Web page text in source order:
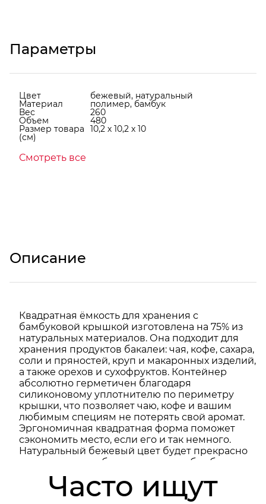
Параметры
Цвет бежевый, натуральный
Материал полимер, бамбук
Вес 260
Объем 480
Размер товара
(см)
10,2 х 10,2 х 10
Смотреть все
Описание
Квадратная ёмкость для хранения с
бамбуковой крышкой изготовлена на 75% из
натуральных материалов. Она подходит для
хранения продуктов бакалеи: чая, кофе, сахара,
соли и пряностей, круп и макаронных изделий,
а также орехов и сухофруктов. Контейнер
абсолютно герметичен благодаря
силиконовому уплотнителю по периметру
крышки, что позволяет чаю, кофе и вашим
любимым специям не потерять свой аромат.
Эргономичная квадратная форма поможет
сэкономить место, если его и так немного.
Натуральный бежевый цвет будет прекрасно
смотреться в любом интерьере, а бамбуковая
крышка создаст дополнительный уют. С этой и
другими баночками из коллекции Bamboo
collection вы сможете не только удобно, но и
Часто ищут